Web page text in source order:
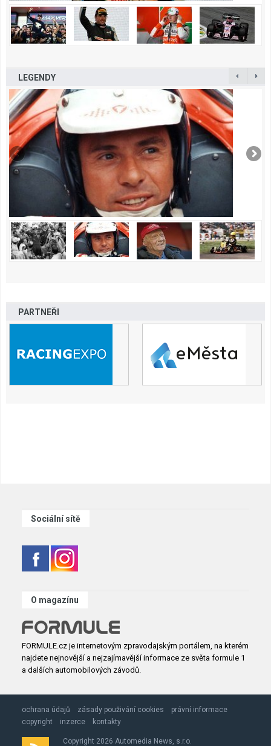
LEGENDY
PARTNEŘI
Sociální sítě
O magazínu
FORMULE.cz je internetovým zpravodajským portálem, na kterém
najdete nejnovější a nejzajímavější informace ze světa formule 1
a dalších automobilových závodů.
ochrana údajů zásady použivání cookies
právní informace
copyright
inzerce kontakty
Copyright 2026 Automedia News, s.r.o.